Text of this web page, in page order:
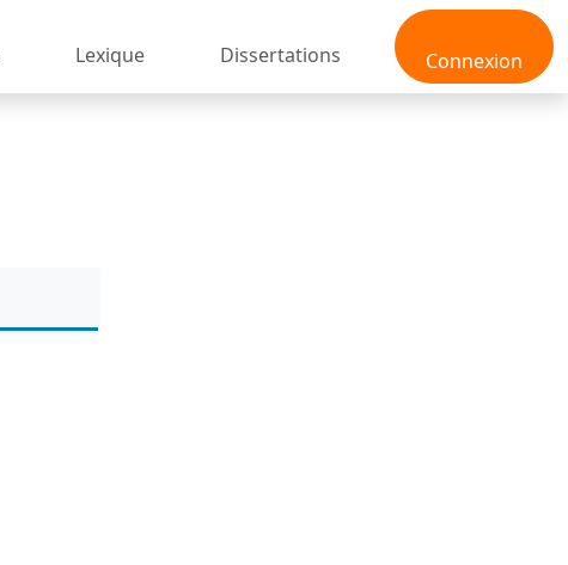
Connexion
Lexique Dissertations